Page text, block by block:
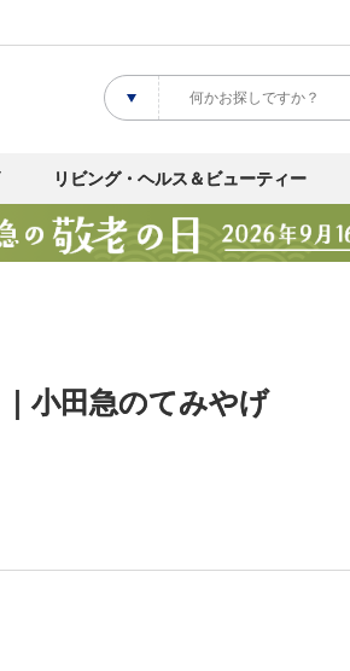
リビング・ヘルス＆ビューティー
小田急のてみやげ